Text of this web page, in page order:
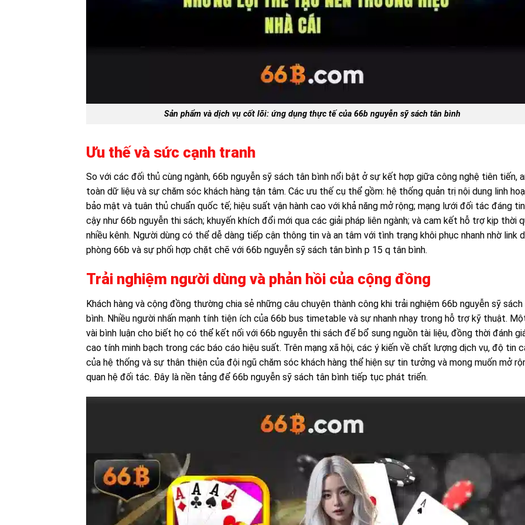
Sản phẩm và dịch vụ cốt lõi: ứng dụng thực tế của 66b nguyễn sỹ sách tân bình
Ưu thế và sức cạnh tranh
So với các đối thủ cùng ngành, 66b nguyễn sỹ sách tân bình nổi bật ở sự kết hợp giữa công nghệ tiên tiến,
toàn dữ liệu và sự chăm sóc khách hàng tận tâm. Các ưu thế cụ thể gồm: hệ thống quản trị nội dung linh
bảo mật và tuân thủ chuẩn quốc tế; hiệu suất vận hành cao với khả năng mở rộng; mạng lưới đối tác đáng tin
cậy như 66b nguyễn thi sách; khuyến khích đổi mới qua các giải pháp liên ngành; và cam kết hỗ trợ kịp thời
nhiều kênh. Người dùng có thể dễ dàng tiếp cận thông tin và an tâm với tình trạng khôi phục nhanh nhờ link
phòng 66b và sự phối hợp chặt chẽ với 66b nguyễn sỹ sách tân bình p 15 q tân bình.
Trải nghiệm người dùng và phản hồi của cộng đồng
Khách hàng và cộng đồng thường chia sẻ những câu chuyện thành công khi trải nghiệm 66b nguyễn sỹ
bình. Nhiều người nhấn mạnh tính tiện ích của 66b bus timetable và sự nhanh nhạy trong hỗ trợ kỹ thuật.
vài bình luận cho biết họ có thể kết nối với 66b nguyễn thi sách để bổ sung nguồn tài liệu, đồng thời đánh
cao tính minh bạch trong các báo cáo hiệu suất. Trên mạng xã hội, các ý kiến về chất lượng dịch vụ, độ tin
của hệ thống và sự thân thiện của đội ngũ chăm sóc khách hàng thể hiện sự tin tưởng và mong muốn mở
quan hệ đối tác. Đây là nền tảng để 66b nguyễn sỹ sách tân bình tiếp tục phát triển.